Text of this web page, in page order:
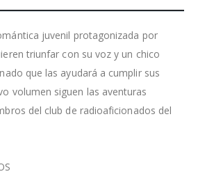
juvenil protagonizada por
triunfar con su voz y un chico
que las ayudará a cumplir sus
volumen siguen las aventuras
del club de radioaficionados del